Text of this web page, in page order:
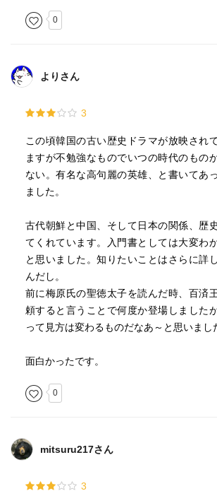
0
よりさん
3
この頃韓国の古い歴史ドラマが放映され
ますが不勉強なものでいつの時代のもの
ない。有名な高句麗の英雄、と書いてあ
ました。
古代朝鮮と中国、そして日本の関係、歴
てくれています。入門書としては大変わ
と思いました。知りたいことはさらに詳
んだし。
前に梅原氏の聖徳太子を読んだ時、百済
頼すると言うことで何度か登場しました
って見方は変わるものだなあ～と思いまし
面白かったです。
0
mitsuru217さん
3